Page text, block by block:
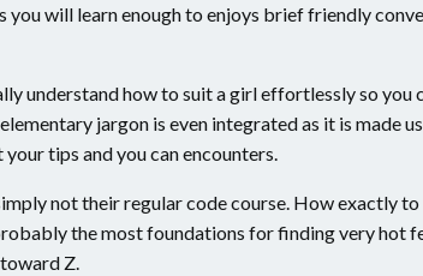
you will learn enough to enjoys brief friendly
understand how to suit a girl effortlessly so you
jargon is even integrated as it is
tips and you can encounters.
not their regular code course. How exactly
the most foundations for finding very hot
Z.